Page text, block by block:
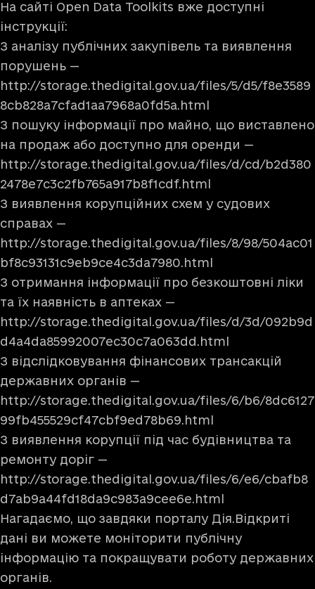
На сайті Open Data Toolkits вже доступні
інструкції:
З аналізу публічних закупівель та виявлення
порушень —
http://storage.thedigital.gov.ua/files/5/d5/f8e3589
8cb828a7cfad1aa7968a0fd5a.html
З пошуку інформації про майно, що виставлено
на продаж або доступно для оренди —
http://storage.thedigital.gov.ua/files/d/cd/b2d380
2478e7c3c2fb765a917b8f1cdf.html
З виявлення корупційних схем у судових
справах —
http://storage.thedigital.gov.ua/files/8/98/504ac01
bf8c93131c9eb9ce4c3da7980.html
З отримання інформації про безкоштовні ліки
та їх наявність в аптеках —
http://storage.thedigital.gov.ua/files/d/3d/092b9d
d4a4da85992007ec30c7a063dd.html
З відслідковування фінансових трансакцій
державних органів —
http://storage.thedigital.gov.ua/files/6/b6/8dc6127
99fb455529cf47cbf9ed78b69.html
З виявлення корупції під час будівництва та
ремонту доріг —
http://storage.thedigital.gov.ua/files/6/e6/cbafb8
d7ab9a44fd18da9c983a9cee6e.html
Нагадаємо, що завдяки порталу Дія.Відкриті
дані ви можете моніторити публічну
інформацію та покращувати роботу державних
органів.